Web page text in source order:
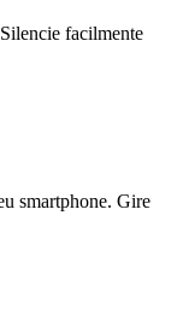
facilmente
smartphone. Gire